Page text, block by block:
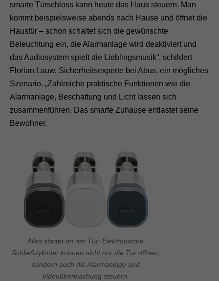
smarte Türschloss kann heute das Haus steuern. Man
kommt beispielsweise abends nach Hause und öffnet die
Haustür – schon schaltet sich die gewünschte
Beleuchtung ein, die Alarmanlage wird deaktiviert und
das Audiosystem spielt die Lieblingsmusik“, schildert
Florian Lauw, Sicherheitsexperte bei Abus, ein mögliches
Szenario. „Zahlreiche praktische Funktionen wie die
Alarmanlage, Beschattung und Licht lassen sich
zusammenführen. Das smarte Zuhause entlastet seine
Bewohner.
Alles startet an der Tür: Elektronische
Schließzylinder können nicht nur die Tür öffnen,
sondern auch die Alarmanlage und
Videoüberwachung steuern.